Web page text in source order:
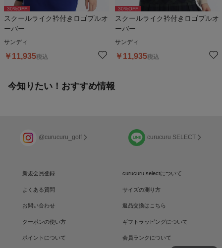
30%OFF
スクールライク衿付きロゴプルオ
ーバー
サンディ
￥ 11,935税込
30%OFF
スクールライク衿付きロゴプルオ
ーバー
サンディ
￥ 11,935税込
今知りたい！おすすめ情報
@curucuru_golf curucuru SELECT
新規会員登録 curucuru selectについて
よくある質問 サイズの測り方
お問い合わせ 返品交換はこちら
クーポンの使い方 ギフトラッピングについて
ポイントについて 会員ランクについて